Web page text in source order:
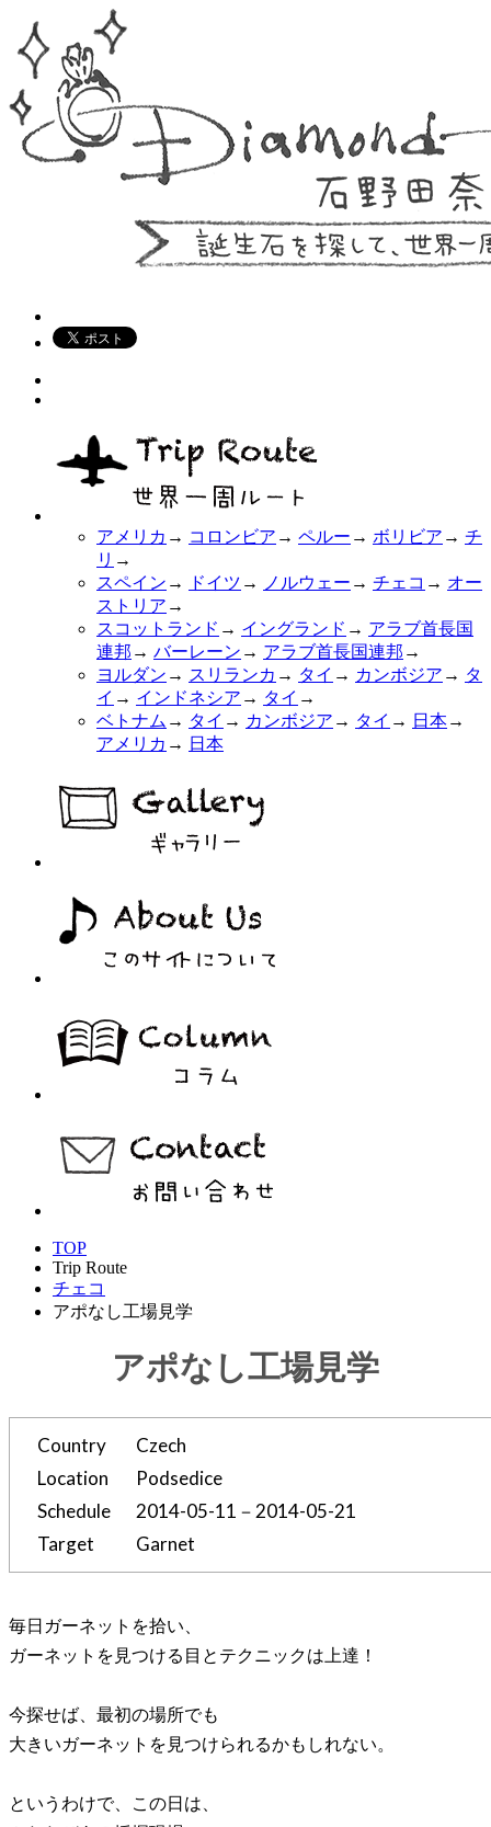
アメリカ → コロンビア → ペルー → ボリビア → チ
リ →
スペイン → ドイツ → ノルウェー → チェコ → オー
ストリア →
スコットランド → イングランド → アラブ首長国
連邦 → バーレーン → アラブ首長国連邦 →
ヨルダン → スリランカ → タイ → カンボジア → タ
イ → インドネシア → タイ →
ベトナム → タイ → カンボジア → タイ → 日本→
アメリカ → 日本
TOP
Trip Route
チェコ
アポなし工場見学
アポなし工場見学
Country
Czech
Location
Podsedice
Schedule
2014-05-11－2014-05-21
Target
Garnet
毎日ガーネットを拾い、
ガーネットを見つける目とテクニックは上達！
今探せば、最初の場所でも
大きいガーネットを見つけられるかもしれない。
というわけで、この日は、